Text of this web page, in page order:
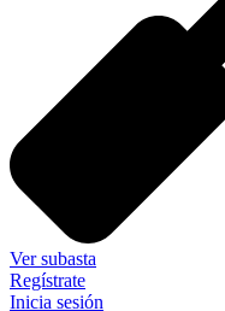
Ver subasta
Regístrate
Inicia sesión